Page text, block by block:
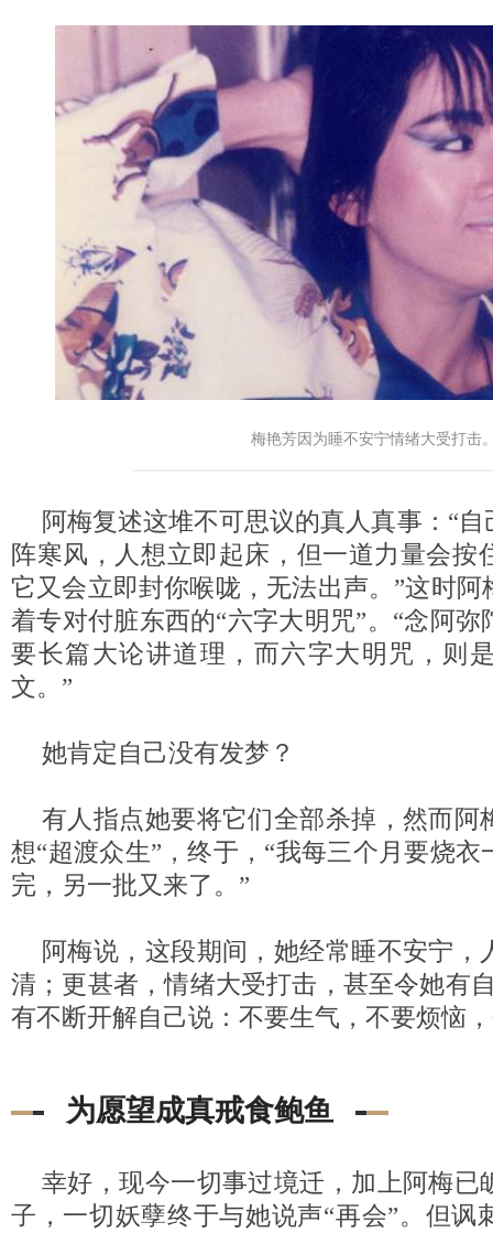
梅艳芳因为睡不安宁情绪大受打击
阿梅复述这堆不可思议的真人真事：“
阵寒风，人想立即起床，但一道力量会按
它又会立即封你喉咙，无法出声。”这时
着专对付脏东西的“六字大明咒”。“念阿
要长篇大论讲道理，而六字大明咒，则
文。”
她肯定自己没有发梦？
有人指点她要将它们全部杀掉，然而阿
想“超渡众生”，终于，“我每三个月要烧
完，另一批又来了。”
阿梅说，这段期间，她经常睡不安宁，
清；更甚者，情绪大受打击，甚至令她有
有不断开解自己说：不要生气，不要烦恼
为愿望成真戒食鲍鱼
幸好，现今一切事过境迁，加上阿梅已
子，一切妖孽终于与她说声“再会”。但讽